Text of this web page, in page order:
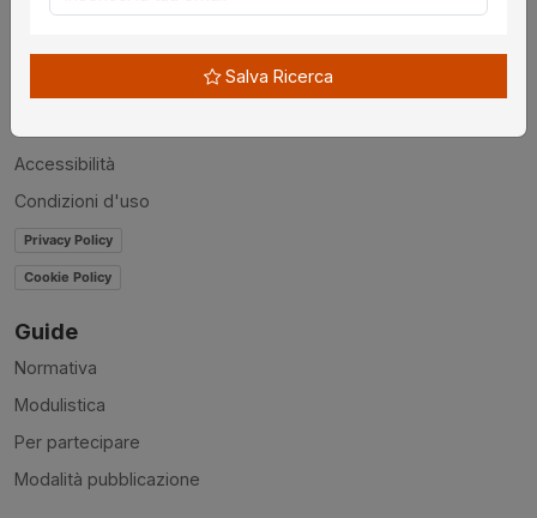
Chi siamo
Disclaimer
Accessibilità
Condizioni d'uso
Privacy Policy
Cookie Policy
Guide
Normativa
Modulistica
Per partecipare
Modalità pubblicazione
Salva Ricerca